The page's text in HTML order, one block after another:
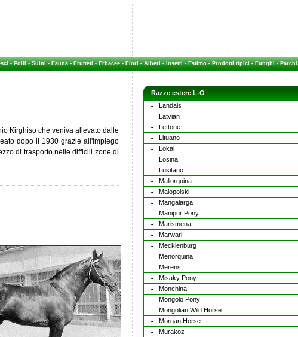
-Polli-Suini-Fauna-Frutteti-Erbacee-Fiori-Alberi-Insetti-Estimo-Prodotti tipici-Funghi-Parchi
Kirghiso che veniva allevato dalle
dopo il 1930 grazie all'impiego
di trasporto nelle difficili zone di
Razze estere L-O
Landais
Latvian
Lettone
Lituano
Lokai
Losina
Lusitano
Mallorquina
Malopolski
Mangalarga
Manipur Pony
Marismena
Marwari
Mecklenburg
Menorquina
Merens
Misaky Pony
Monchina
Mongolo Pony
Mongolian Wild Horse
Morgan Horse
Murakoz